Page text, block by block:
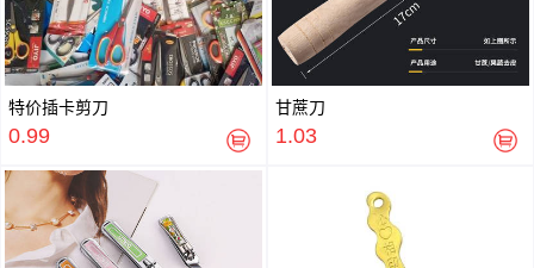
特价插卡剪刀
0.99
甘蔗刀
1.03